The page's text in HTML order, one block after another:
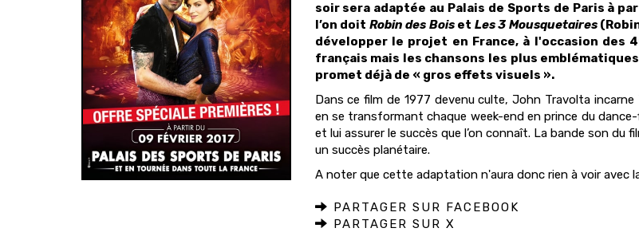
soir sera adaptée au Palais de Sports de Paris à
l’on doit Robin des Boiset Les 3 Mousquetaires
développer le projet en France, à l'occasion des
français mais les chansons les plus
promet déjà de « gros effets visuels ».
Dans ce film de 1977 devenu culte, John Travolta
en se transformant chaque week-end en prince du
et lui assurer le succès que l’on connaît. La bande son du
un succès planétaire.
A noter que cette adaptation n'aura donc rien à voir avec
PARTAGER SUR FACEBOOK
PARTAGER SUR X